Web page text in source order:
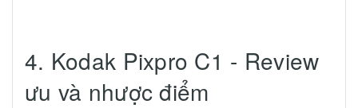
4. Kodak Pixpro C1 - Review
ưu và nhược điểm